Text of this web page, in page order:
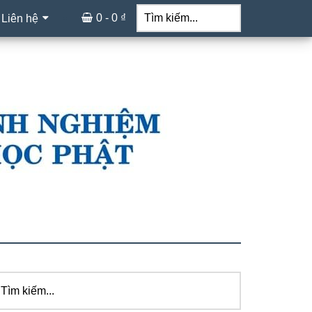
hệ
Tìm
kiếm...
0 - 0 ₫
Sidebar